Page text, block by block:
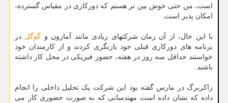
است، من حتی خوش بین تر هستم که دورکاری در مقیاس گسترده،
امکان پذیر است.
با این حال، از آن زمان شرکتهای زیادی مانند آمازون و گوگل در
برنامه های دورکاری قبلی خود بازنگری کردند و از کارمندان خود
خواستند حداقل سه روز در هفته، حضور فیزیکی در محل کار داشته
باشند.
زاکربرگ در مارس گفته بود این شرکت یک تحلیل داخلی را انجام
داده که نشان داده است مهندسانی که به صورت حضوری کار می